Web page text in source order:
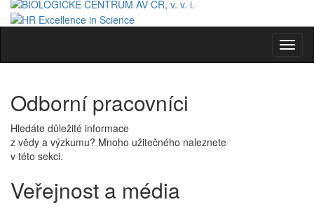
Odborní pracovníci
Hledáte důležité informace
z vědy a výzkumu? Mnoho užitečného naleznete
v této sekci.
Veřejnost a média